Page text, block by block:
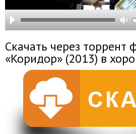
Скачать через торрент
«Коридор» (2013) в